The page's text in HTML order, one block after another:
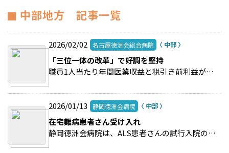
中部地方 記事一覧
2026/02/02 名古屋徳洲会総合病院
「三位一体の改革」で好調を堅持
職員1人当たり年間医業収益と税引き前利益がグループトップの名古屋徳洲会総合病院。 >>続きを読む
2026/01/13 静岡徳洲会病院
在宅難病患者さん受け入れ
静岡徳洲会病院は、ALS患者さんの試行入院の受け入れを行った。 >>続きを読む